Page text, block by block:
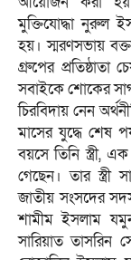
মুক্তিযোদ্ধা নুরুল
হয়। স্মরণসভায়
গ্রুপের প্রতিষ্ঠাতা
সবাইকে শোকের
চিরবিদায় নেন
মাসের যুদ্ধে শেষ
বয়সে তিনি স্ত্রী,
গেছেন। তার স্ত্রী
জাতীয় সংসদের
শামীম ইসলাম
সারিয়াত তাসরিন